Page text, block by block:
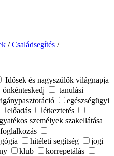
/Családsegítés /
Idősek és nagyszülők világnapja
önkénteskedj
tanulási
egészségügyi
előadás
étkeztetés
személyek szakellátása
hitéleti segítség
jogi
klub
korrepetálás